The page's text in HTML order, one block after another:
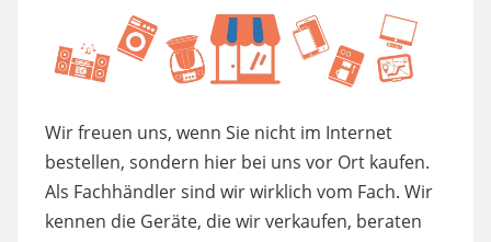
Wir freuen uns, wenn Sie nicht im Internet
bestellen, sondern hier bei uns vor Ort kaufen.
Als Fachhändler sind wir wirklich vom Fach. Wir
kennen die Geräte, die wir verkaufen, beraten